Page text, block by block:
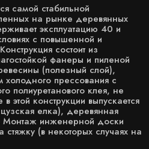
самой стабильной
на рынке деревянных
эксплуатацию 40 и
с повышенной и
состоит из
фанеры и пиленой
(полезный слой),
холодного прессования с
полиуретанового клея, не
конструкции выпускается
елка), деревянная
Монтаж инженерной доски
стяжку (в некоторых случаях на